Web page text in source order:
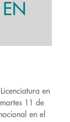
en
11 de
en el